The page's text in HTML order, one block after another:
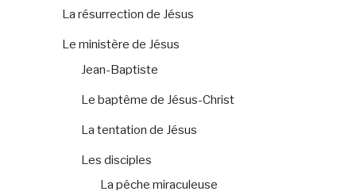
La résurrection de Jésus
Le ministère de Jésus
Jean-Baptiste
Le baptême de Jésus-Christ
La tentation de Jésus
Les disciples
La pêche miraculeuse